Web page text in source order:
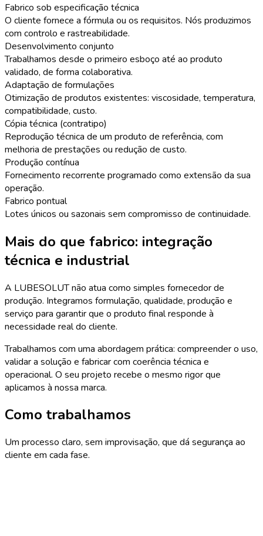
Fabrico sob especificação técnica
O cliente fornece a fórmula ou os requisitos. Nós produzimos
com controlo e rastreabilidade.
Desenvolvimento conjunto
Trabalhamos desde o primeiro esboço até ao produto
validado, de forma colaborativa.
Adaptação de formulações
Otimização de produtos existentes: viscosidade, temperatura,
compatibilidade, custo.
Cópia técnica (contratipo)
Reprodução técnica de um produto de referência, com
melhoria de prestações ou redução de custo.
Produção contínua
Fornecimento recorrente programado como extensão da sua
operação.
Fabrico pontual
Lotes únicos ou sazonais sem compromisso de continuidade.
Mais do que fabrico: integração
técnica e industrial
A LUBESOLUT não atua como simples fornecedor de
produção. Integramos formulação, qualidade, produção e
serviço para garantir que o produto final responde à
necessidade real do cliente.
Trabalhamos com uma abordagem prática: compreender o uso,
validar a solução e fabricar com coerência técnica e
operacional. O seu projeto recebe o mesmo rigor que
aplicamos à nossa marca.
Como trabalhamos
Um processo claro, sem improvisação, que dá segurança ao
cliente em cada fase.